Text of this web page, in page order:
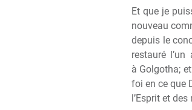
Et que je
nouveau
depuis le
restauré l’un
à Golgotha;
foi en ce que
l’Esprit et